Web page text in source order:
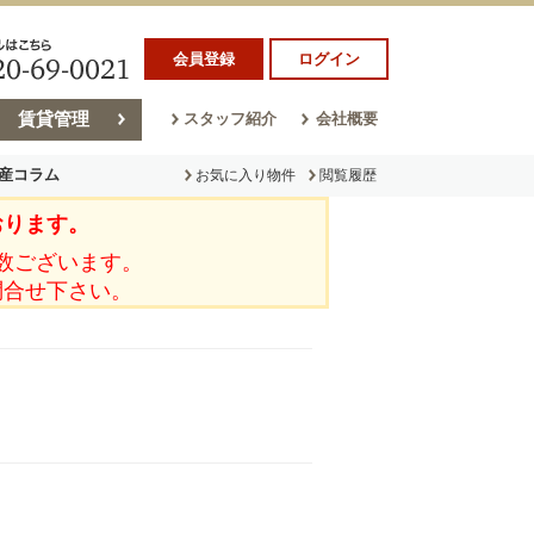
会員登録 ログイン
賃貸管理 スタッフ紹介 会社概要
コラム
ム
お気に入り物件 閲覧履歴
ます。
ざいます。
せ下さい。